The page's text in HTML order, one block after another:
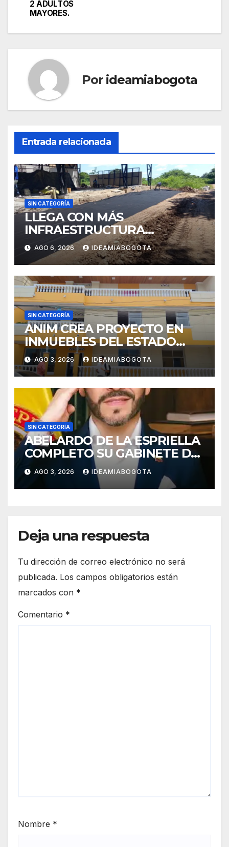
2 ADULTOS
MAYORES.
Por ideamiabogota
Entrada relacionada
SIN CATEGORÍA
LLEGA CON MÁS
INFRAESTRUCTURA
EDUCATIVA A MAJAGUAL
SUCRE
AGO 6, 2026 IDEAMIABOGOTA
SIN CATEGORÍA
ANIM CREA PROYECTO EN
INMUEBLES DEL ESTADO
PARA VIVIENDA A MADRES
CABEZA DE FAMILIA
AGO 3, 2026 IDEAMIABOGOTA
SIN CATEGORÍA
ABELARDO DE LA ESPRIELLA
COMPLETO SU GABINETE DE
GOBIERNO
AGO 3, 2026 IDEAMIABOGOTA
Deja una respuesta
Tu dirección de correo electrónico no será
publicada. Los campos obligatorios están
marcados con *
Comentario *
Nombre *